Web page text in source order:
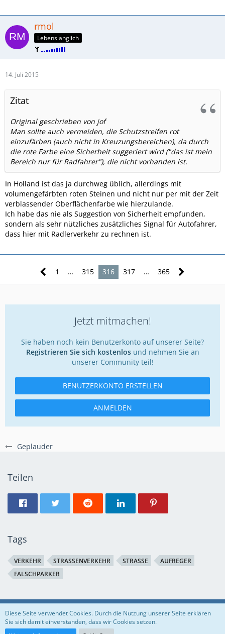
Geplauder
rmol
Lebenslänglich
14. Juli 2015
Zitat
Original geschrieben von jof
Man sollte auch vermeiden, die Schutzstreifen rot
einzufärben (auch nicht in Kreuzungsbereichen), da durch
die rote Farbe eine Sicherheit suggeriert wird ("das ist mein
Bereich nur für Radfahrer"), die nicht vorhanden ist.
In Holland ist das ja durchweg üblich, allerdings mit
volumengefärbten roten Steinen und nicht nur per mit der Zeit
verblassender Oberflächenfarbe wie hierzulande.
Ich habe das nie als Suggestion von Sicherheit empfunden,
sondern als sehr nützliches zusätzliches Signal für Autofahrer,
dass hier mit Radlerverkehr zu rechnen ist.
1 … 315 316 317 … 365
Jetzt mitmachen!
Sie haben noch kein Benutzerkonto auf unserer Seite?
Registrieren Sie sich kostenlosund nehmen Sie an
unserer Community teil!
BENUTZERKONTO ERSTELLEN
ANMELDEN
Teilen
Tags
VERKEHR STRASSENVERKEHR STRASSE
AUFREGER
FALSCHPARKER
Regeln Datenschutzerklärung Impressum
Diese Seite verwendet Cookies. Durch die Nutzung unserer Seite erklären
Sie sich damit einverstanden, dass wir Cookies setzen.